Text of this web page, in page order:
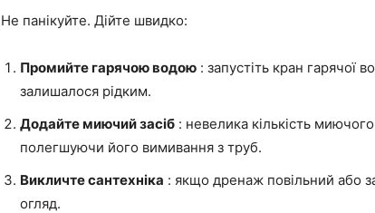
Не панікуйте. Дійте швидко:
Промийте гарячою водою : запустіть кран гарячої
залишалося рідким.
Додайте миючий засіб : невелика кількість
полегшуючи його вимивання з труб.
Викличте сантехніка : якщо дренаж повільний або
огляд.